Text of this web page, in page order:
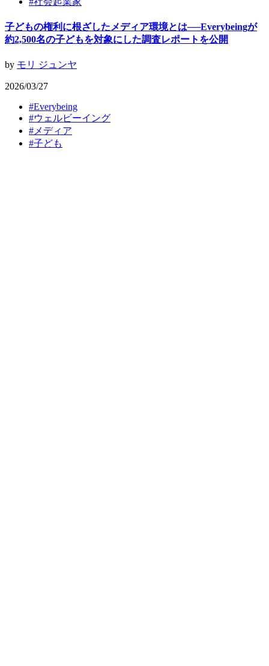
子どもの権利に根ざしたメディア環境とは──Everybeingが
約2,500名の子どもを対象にした調査レポートを公開
by モリ ジュンヤ
2026/03/27
#Everybeing
#ウェルビーイング
#メディア
#子ども